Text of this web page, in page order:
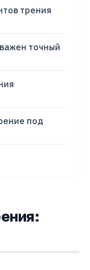
трения
точный
под